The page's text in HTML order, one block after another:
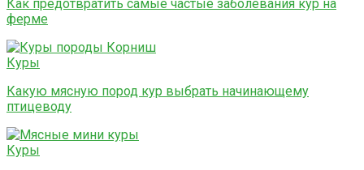
Как предотвратить самые частые заболевания кур на
ферме
Куры
Какую мясную пород кур выбрать начинающему
птицеводу
Куры